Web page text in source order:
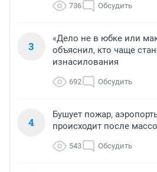
736 Обсудить
3
«Дело не в юбке или
объяснил, кто чаще
изнасилования
692 Обсудить
4
Бушует пожар,
происходит после
543 Обсудить